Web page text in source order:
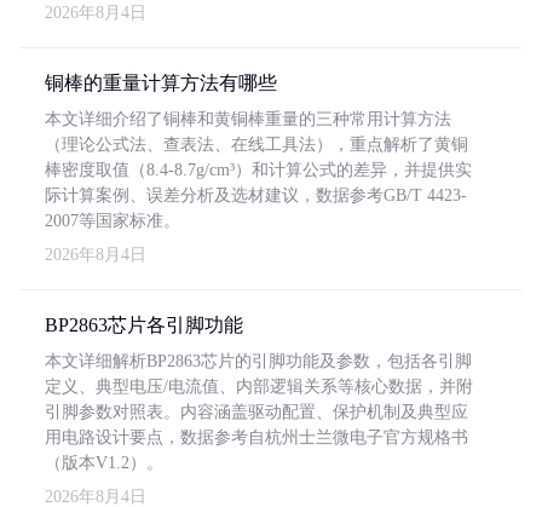
2026年8月4日
铜棒的重量计算方法有哪些
本文详细介绍了铜棒和黄铜棒重量的三种常用计算方法
（理论公式法、查表法、在线工具法），重点解析了黄铜
棒密度取值（8.4-8.7g/cm³）和计算公式的差异，并提供实
际计算案例、误差分析及选材建议，数据参考GB/T 4423-
2007等国家标准。
2026年8月4日
BP2863芯片各引脚功能
本文详细解析BP2863芯片的引脚功能及参数，包括各引脚
定义、典型电压/电流值、内部逻辑关系等核心数据，并附
引脚参数对照表。内容涵盖驱动配置、保护机制及典型应
用电路设计要点，数据参考自杭州士兰微电子官方规格书
（版本V1.2）。
2026年8月4日